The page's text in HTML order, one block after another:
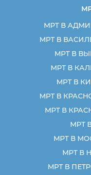
МРТ В
МРТ В
МРТ В
МРТ В
МРТ В
МРТ В
МРТ В
МРТ
МРТ В
МРТ В
МРТ В